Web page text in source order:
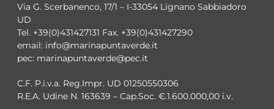
Via G. Scerbanenco, 17/1 – I-33054 Lignano Sabbiadoro
UD
Tel. +39(0)431427131 Fax. +39(0)431427290
email: info@marinapuntaverde.it
pec: marinapuntaverde@pec.it
C.F. P.i.v.a. Reg.Impr. UD 01250550306
R.E.A. Udine N. 163639 – Cap.Soc. €.1.600.000,00 i.v.